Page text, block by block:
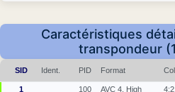
Caractéristiques
transpondeur
SID Ident. PID Format
1 100 AVC 4, High